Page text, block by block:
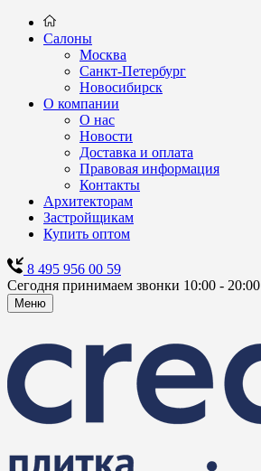
Салоны
Москва
Санкт-Петербург
Новосибирск
О компании
О нас
Новости
Доставка и оплата
Правовая информация
Контакты
Архитекторам
Застройщикам
Купить оптом
8 495 956 00 59
Сегодня принимаем звонки 10:00 - 20:00
Меню